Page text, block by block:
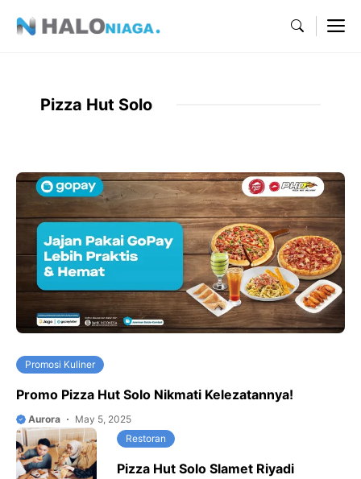
Pizza Hut Solo
Promosi Kuliner
Promo Pizza Hut Solo Nikmati Kelezatannya!
Aurora
May 5, 2025
Restoran
Pizza Hut Solo Slamet Riyadi